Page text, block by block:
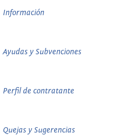
Información
Ayudas y Subvenciones
Perfil de contratante
Quejas y Sugerencias